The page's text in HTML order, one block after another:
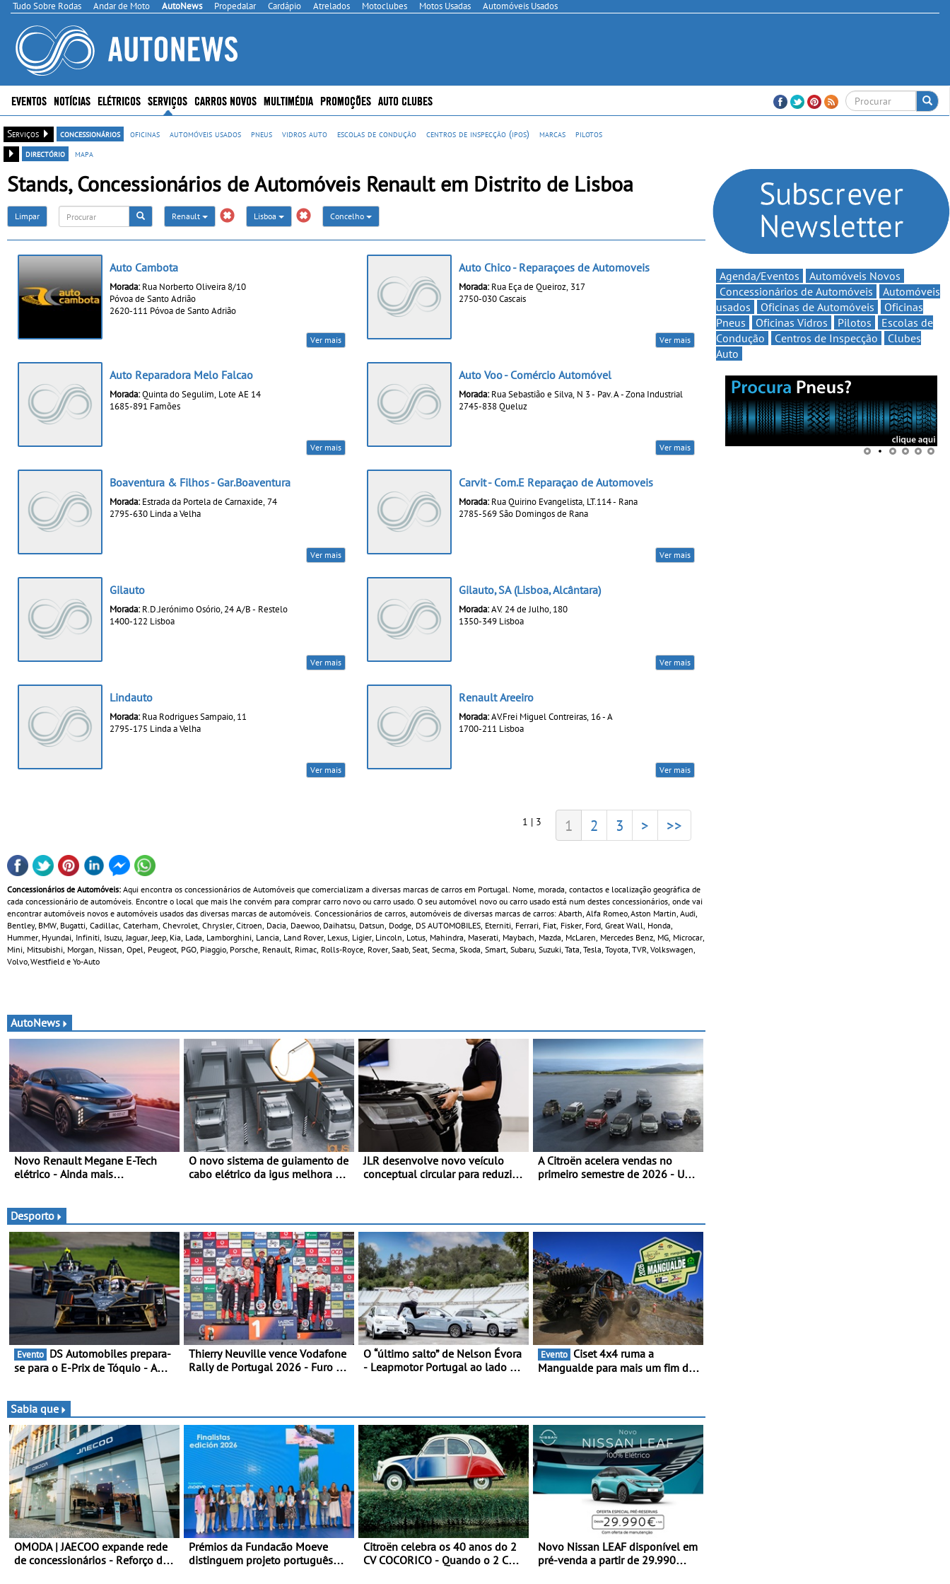
Tudo Sobre Rodas Andar de Moto AutoNews Propedalar Cardápio Atrelados Motoclubes Motos Usadas Automóveis Usados
EVENTOS NOTÍCIAS ELÉTRICOS SERVIÇOS CARROS NOVOS MULTIMÉDIA PROMOÇÕES AUTO CLUBES
Serviços concessionários oficinas automóveis usados pneus vidros auto escolas de condução centros de inspecção (ipos) marcas
pilotos
directório
mapa
Stands, Concessionários de Automóveis Renault em Distrito de Lisboa
Limpar Renault Lisboa Concelho
Auto Cambota
Morada: Rua Norberto Oliveira 8/10
Póvoa de Santo Adrião
2620-111 Póvoa de Santo Adrião
Ver mais
Auto Chico - Reparaçoes de Automoveis
Morada: Rua Eça de Queiroz, 317
2750-030 Cascais
Ver mais
Auto Reparadora Melo Falcao
Morada:Quinta do Segulim, Lote AE 14
1685-891 Famões
Ver mais
Auto Voo - Comércio Automóvel
Morada: Rua Sebastião e Silva, N 3 - Pav. A - Zona Industrial
2745-838 Queluz
Ver mais
Boaventura & Filhos - Gar.Boaventura
Morada: Estrada da Portela de Carnaxide, 74
2795-630 Linda a Velha
Ver mais
Carvit - Com.E Reparaçao de Automoveis
Morada: Rua Quirino Evangelista, LT.114 - Rana
2785-569 São Domingos de Rana
Ver mais
Gilauto
Morada: R.D.Jerónimo Osório, 24 A/B - Restelo
1400-122 Lisboa
Ver mais
Gilauto, SA (Lisboa, Alcântara)
Morada:AV. 24 de Julho, 180
1350-349 Lisboa
Ver mais
Lindauto
Morada: Rua Rodrigues Sampaio, 11
2795-175 Linda a Velha
Ver mais
Renault Areeiro
Morada:AV.Frei Miguel Contreiras, 16 - A
1700-211 Lisboa
Ver mais
1 | 3 1 2 3 > >>
Concessionários de Automóveis: Aqui encontra os concessionários de Automóveis que comercializam a diversas marcas de carros em Portugal. Nome, morada, contactos e localização geográfica de
cada concessionário de automóveis. Encontre o local que mais lhe convém para comprar carro novo ou carro usado. O seu automóvel novo ou carro usado está num destes concessionários, onde vai
encontrar automóveis novos e automóveis usados das diversas marcas de automóveis. Concessionários de carros, automóveis de diversas marcas de carros: Abarth, Alfa Romeo, Aston Martin, Audi,
Bentley, BMW, Bugatti, Cadillac, Caterham, Chevrolet, Chrysler, Citroen, Dacia, Daewoo, Daihatsu, Datsun, Dodge, DS AUTOMOBILES, Eterniti, Ferrari, Fiat, Fisker, Ford, Great Wall, Honda,
Hummer, Hyundai, Infiniti, Isuzu, Jaguar, Jeep, Kia, Lada, Lamborghini, Lancia, Land Rover, Lexus, Ligier, Lincoln, Lotus, Mahindra, Maserati, Maybach, Mazda, McLaren, Mercedes Benz, MG, Microcar,
Mini, Mitsubishi, Morgan, Nissan, Opel, Peugeot, PGO, Piaggio, Porsche, Renault, Rimac, Rolls-Royce, Rover, Saab, Seat, Secma, Skoda, Smart, Subaru, Suzuki, Tata, Tesla, Toyota, TVR, Volkswagen,
Volvo, Westfield e Yo-Auto
AutoNews
Novo Renault Megane E-Tech
elétrico - Ainda mais
O novo sistema de guiamento de
cabo elétrico da igus melhora o
para os motoristas, menos
acidentes nas manobras e
máxima proteção contra furtos
JLR desenvolve novo veículo
conceptual circular para reduzir a
A Citroën acelera vendas no
primeiro semestre de 2026 - Uma
Desporto
Evento
se para o E-Prix de Tóquio - A
para no campeonato
Thierry Neuville vence Vodafone
Rally de Portugal 2026 - Furo na
O “último salto” de Nelson Évora
- Leapmotor Portugal ao lado do
Evento
Mangualde para mais um fim de
Sabia que
OMODA | JAECOO expande rede
de concessionários - Reforço da
Prémios da Fundacão Moeve
distinguem projeto português
Citroën celebra os 40 anos do 2
CV COCORICO - Quando o 2 CV
Novo Nissan LEAF disponível em
pré-venda a partir de 29.990
Agenda/Eventos
Automóveis Novos
Concessionários de Automóveis
Automóveis
usados
Oficinas de Automóveis
Oficinas
Pneus
Oficinas Vidros Pilotos
Escolas de
Condução
Centros de Inspecção
Clubes
Auto